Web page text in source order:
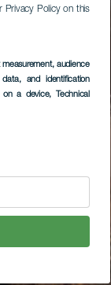
Privacy Policy on this
measurement, audience
and identification
on a device, Technical